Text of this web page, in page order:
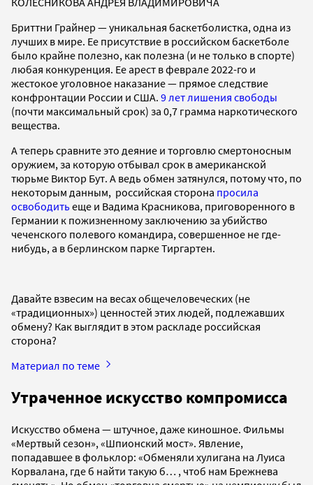
Бриттни Грайнер — уникальная баскетболистка, одна из
лучших в мире. Ее присутствие в российском баскетболе
было крайне полезно, как полезна (и не только в спорте)
любая конкуренция. Ее арест в феврале 2022-го и
жестокое уголовное наказание — прямое следствие
конфронтации России и США. 9 лет лишения свободы
(почти максимальный срок) за 0,7 грамма наркотического
вещества.
А теперь сравните это деяние и торговлю смертоносным
оружием, за которую отбывал срок в американской
тюрьме Виктор Бут. А ведь обмен затянулся, потому что, по
некоторым данным, российская сторона просила
освободитьеще и Вадима Красникова, приговоренного в
Германии к пожизненному заключению за убийство
чеченского полевого командира, совершенное не где-
нибудь, а в берлинском парке Тиргартен.
Давайте взвесим на весах общечеловеческих (не
«традиционных») ценностей этих людей, подлежавших
обмену? Как выглядит в этом раскладе российская
сторона?
Материал по теме
Утраченное искусство компромисса
Искусство обмена — штучное, даже киношное. Фильмы
«Мертвый сезон», «Шпионский мост». Явление,
попадавшее в фольклор: «Обменяли хулигана на Луиса
Корвалана, где б найти такую б… , чтоб нам Брежнева